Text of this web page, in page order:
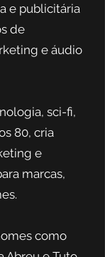
e publicitária
de
e áudio
sci-fi,
80, cria
e
marcas,
como